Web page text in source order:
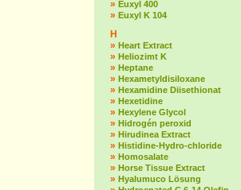
» Euxyl 400
» Euxyl K 104
H
» Heart Extract
» Heliozimt K
» Heptane
» Hexametyldisiloxane
» Hexamidine Diisethionat
» Hexetidine
» Hexylene Glycol
» Hidrogén peroxid
» Hirudinea Extract
» Histidine-Hydro-chloride
» Homosalate
» Horse Tissue Extract
» Hyalumuco Lösung